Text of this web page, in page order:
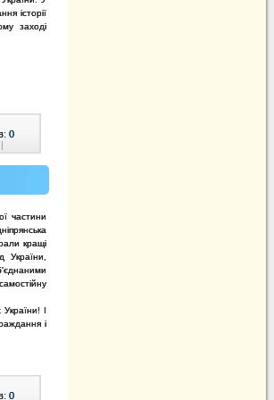
історії
заході
0
|
частини
кращі
І
і
0